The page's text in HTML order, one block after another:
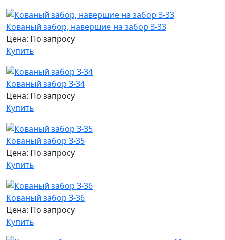
Кованый забор, навершие на забор З-33
Цена: По запросу
Купить
Кованый забор З-34
Цена: По запросу
Купить
Кованый забор З-35
Цена: По запросу
Купить
Кованый забор З-36
Цена: По запросу
Купить